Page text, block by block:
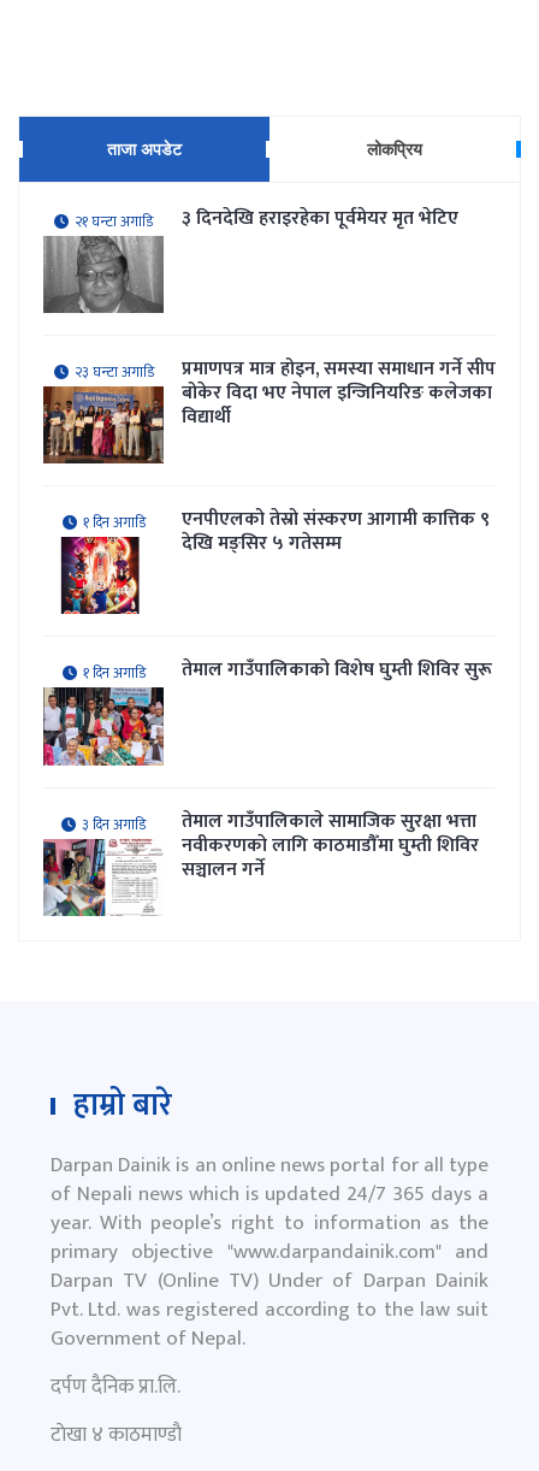
ताजा अपडेट लोकप्रिय
२१ घन्टा अगाडि ३ दिनदेखि हराइरहेका पूर्वमेयर मृत भेटिए
२३ घन्टा अगाडि प्रमाणपत्र मात्र होइन, समस्या समाधान गर्ने सीप
बोकेर विदा भए नेपाल इन्जिनियरिङ कलेजका
विद्यार्थी
१ दिन अगाडि एनपीएलको तेस्रो संस्करण आगामी कात्तिक ९
देखि मङ्सिर ५ गतेसम्म
१ दिन अगाडि तेमाल गाउँपालिकाकाे विशेष घुम्ती शिविर सुरू
३ दिन अगाडि तेमाल गाउँपालिकाले सामाजिक सुरक्षा भत्ता
नवीकरणकाे लागि काठमाडौँमा घुम्ती शिविर
सञ्चालन गर्ने
हाम्रो बारे
Darpan Dainik is an online news portal for all type
of Nepali news which is updated 24/7 365 days a
year. With people’s right to information as the
primary objective "www.darpandainik.com" and
Darpan TV (Online TV) Under of Darpan Dainik
Pvt. Ltd. was registered according to the law suit
Government of Nepal.
दर्पण दैनिक प्रा.लि.
टाेखा ४ काठमाण्डाै